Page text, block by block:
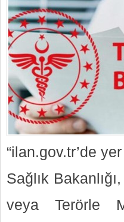
“ilan.gov.tr’de
Sağlık
veya Terörle